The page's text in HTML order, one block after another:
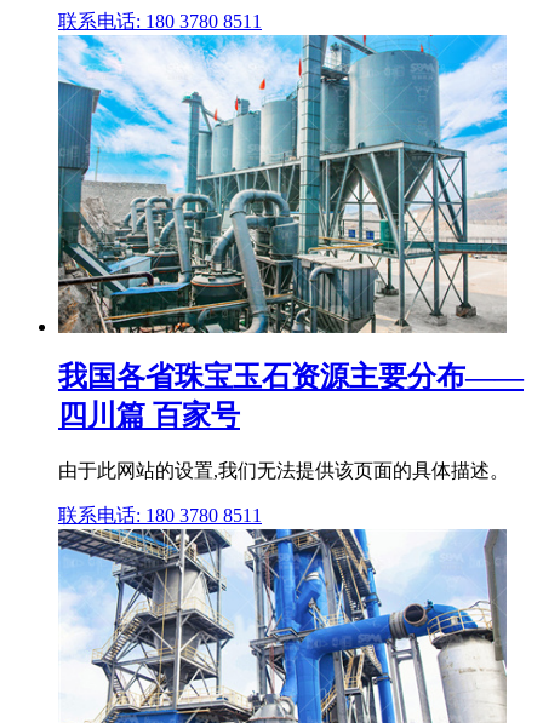
联系电话: 180 3780 8511
我国各省珠宝玉石资源主要分布——
四川篇 百家号
由于此网站的设置,我们无法提供该页面的具体描述。
联系电话: 180 3780 8511